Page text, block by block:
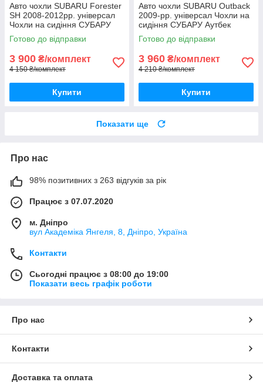
Авто чохли SUBARU Forester
SH 2008-2012рр. універсал
Чохли на сидіння СУБАРУ
Форестер Ш 2008-2012рр.
універсал
Готово до відправки
3 900 ₴/комплект
4 150 ₴/комплект
Купити
Авто чохли SUBARU Outback
2009-рр. універсал Чохли на
сидіння СУБАРУ Аутбек
2009-рр. універсал
Готово до відправки
3 960 ₴/комплект
4 210 ₴/комплект
Купити
Показати ще
Про нас
98% позитивних з 263 відгуків за рік
Працює з 07.07.2020
м. Дніпро
вул Академіка Янгеля, 8, Дніпро, Україна
Контакти
Сьогодні працює з 08:00 до 19:00
Показати весь графік роботи
Про нас
Контакти
Доставка та оплата